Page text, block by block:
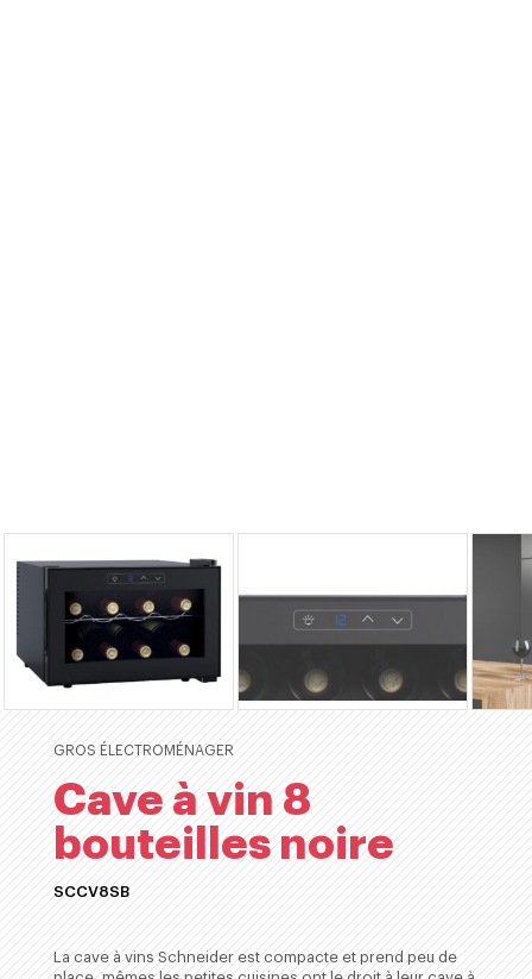
GROS ÉLECTROMÉNAGER
Cave à vin 8
bouteilles noire
SCCV8SB
ACHETER
La cave à vins Schneider est compacte et prend peu de